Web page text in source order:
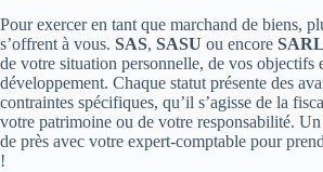
Pour exercer en tant que marchand de biens,
s’offrent à vous. SAS, SASU ou encore SARL
de votre situation personnelle, de vos objectifs
développement. Chaque statut présente des
contraintes spécifiques, qu’il s’agisse de la
votre patrimoine ou de votre responsabilité.
de près avec votre expert-comptable pour
!